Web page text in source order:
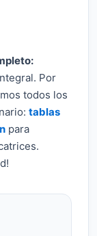
Por
todos los
tablas
para